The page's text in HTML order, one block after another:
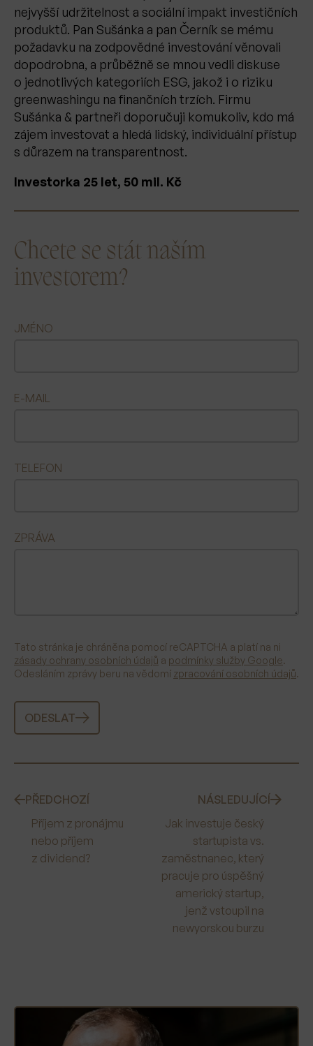
nejvyšší udržitelnost a sociální impakt investičních
produktů. Pan Sušánka a pan Černík se mému
požadavku na zodpovědné investování věnovali
dopodrobna, a průběžně se mnou vedli diskuse
o jednotlivých kategoriích ESG, jakož i o riziku
greenwashingu na finančních trzích. Firmu
Sušánka & partneři doporučuji komukoliv, kdo má
zájem investovat a hledá lidský, individuální přístup
s důrazem na transparentnost.
Investorka 25 let, 50 mil. Kč
Chcete se stát naším
investorem?
JMÉNO
E-MAIL
TELEFON
ZPRÁVA
Tato stránka je chráněna pomocí reCAPTCHA a platí na ni
zásady ochrany osobních údajů a podmínky služby Google.
Odesláním zprávy beru na vědomí zpracování osobních údajů.
ODESLAT
PŘEDCHOZÍ
Příjem z pronájmu
nebo příjem
z dividend?
NÁSLEDUJÍCÍ
Jak investuje český
startupista vs.
zaměstnanec, který
pracuje pro úspěšný
americký startup,
jenž vstoupil na
newyorskou burzu